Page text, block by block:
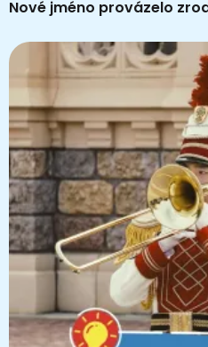
Nové jméno provázelo